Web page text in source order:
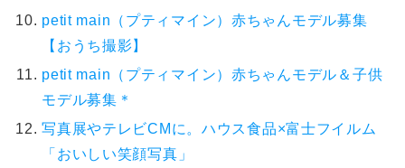
petit main（プティマイン）赤ちゃんモデル募集
【おうち撮影】
petit main（プティマイン）赤ちゃんモデル＆子供
モデル募集＊
写真展やテレビCMに。ハウス食品×富士フイルム
「おいしい笑顔写真」